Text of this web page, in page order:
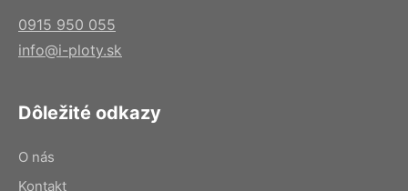
0915 950 055
info@i-ploty.sk
Dôležité odkazy
O nás
Kontakt